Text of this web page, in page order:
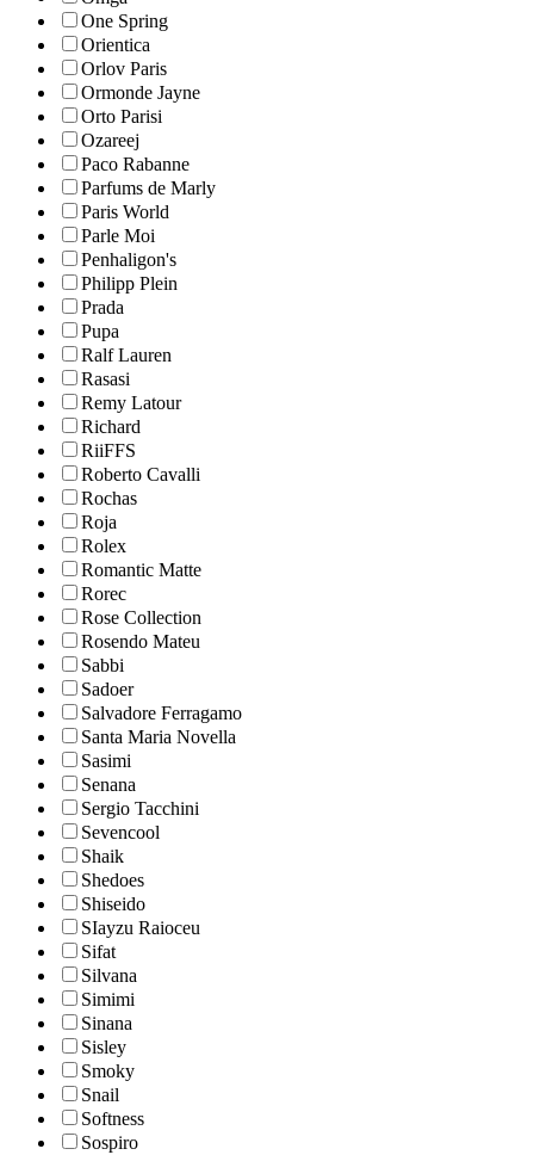
One Spring
Orientica
Orlov Paris
Ormonde Jayne
Orto Parisi
Ozareej
Paco Rabanne
Parfums de Marly
Paris World
Parle Moi
Penhaligon's
Philipp Plein
Prada
Pupa
Ralf Lauren
Rasasi
Remy Latour
Richard
RiiFFS
Roberto Cavalli
Rochas
Roja
Rolex
Romantic Matte
Rorec
Rose Collection
Rosendo Mateu
Sabbi
Sadoer
Salvadore Ferragamo
Santa Maria Novella
Sasimi
Senana
Sergio Tacchini
Sevencool
Shaik
Shedoes
Shiseido
SIayzu Raioceu
Sifat
Silvana
Simimi
Sinana
Sisley
Smoky
Snail
Softness
Sospiro